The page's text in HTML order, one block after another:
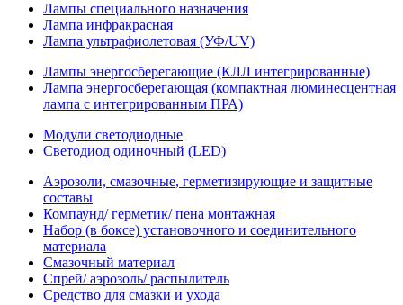
Лампы специального назначения
Лампа инфракрасная
Лампа ультрафиолетовая (УФ/UV)
Лампы энергосберегающие (КЛЛ интегрированные)
Лампа энергосберегающая (компактная люминесцентная
лампа с интегрированным ПРА)
Модули светодиодные
Светодиод одиночный (LED)
Аэрозоли, смазочные, герметизирующие и защитные
составы
Компаунд/ герметик/ пена монтажная
Набор (в боксе) установочного и соединительного
материала
Смазочный материал
Спрей/ аэрозоль/ распылитель
Средство для смазки и ухода